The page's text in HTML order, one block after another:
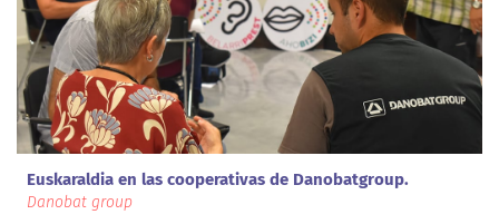
Euskaraldia en las cooperativas de Danobatgroup.
Danobat group